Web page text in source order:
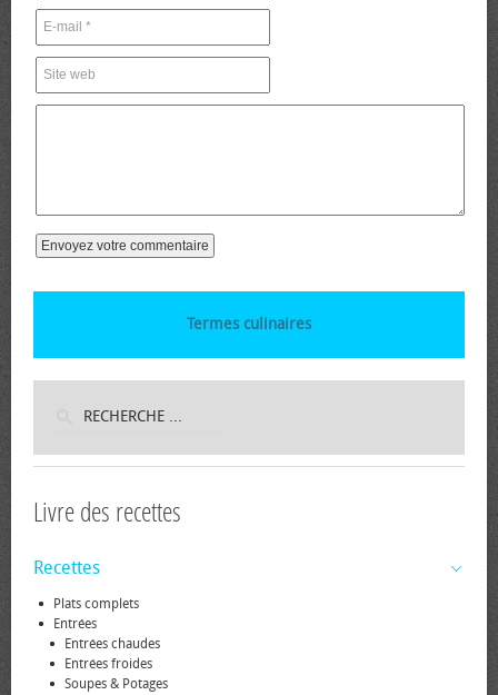
Termes culinaires
Livre des recettes
Recettes
Plats complets
Entrées
Entrées chaudes
Entrées froides
Soupes & Potages